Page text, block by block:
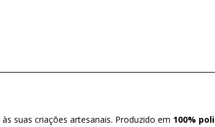
às suas criações artesanais. Produzido em 100%